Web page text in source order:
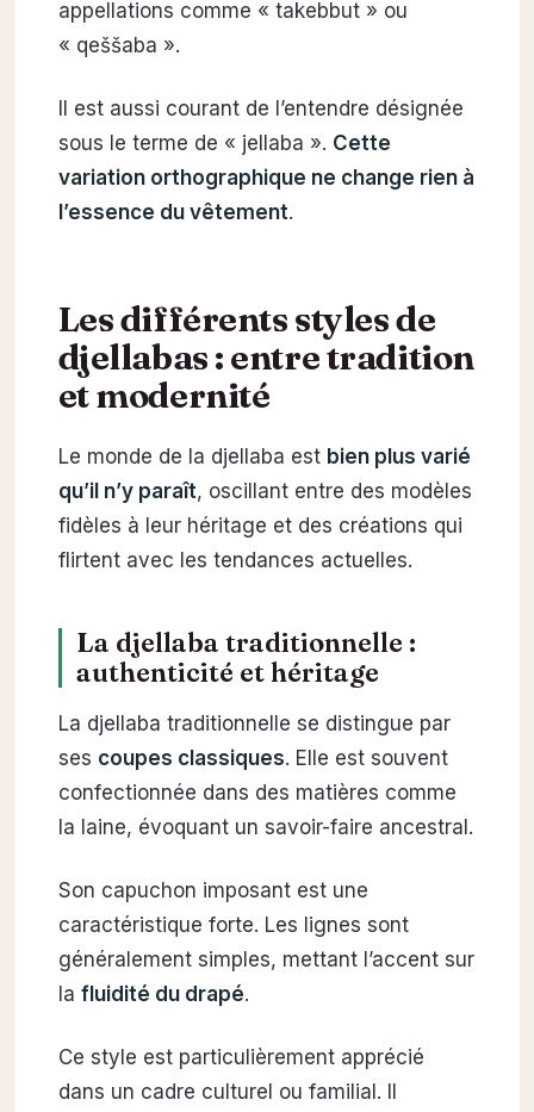
appellations comme « takebbut » ou
« qeššaba ».
Il est aussi courant de l’entendre désignée
sous le terme de « jellaba ». Cette
variation orthographique ne change rien à
l’essence du vêtement.
Les différents styles de
djellabas : entre tradition
et modernité
Le monde de la djellaba est bien plus varié
qu’il n’y paraît, oscillant entre des modèles
fidèles à leur héritage et des créations qui
flirtent avec les tendances actuelles.
La djellaba traditionnelle :
authenticité et héritage
La djellaba traditionnelle se distingue par
ses coupes classiques. Elle est souvent
confectionnée dans des matières comme
la laine, évoquant un savoir-faire ancestral.
Son capuchon imposant est une
caractéristique forte. Les lignes sont
généralement simples, mettant l’accent sur
la fluidité du drapé.
Ce style est particulièrement apprécié
dans un cadre culturel ou familial. Il